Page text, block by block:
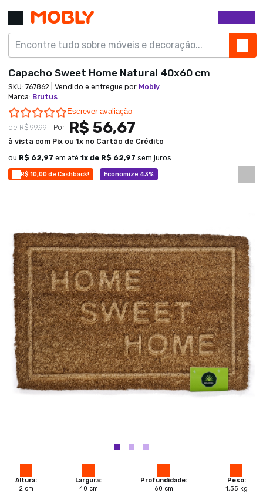
R$ 10,00 de Cashback! Economize 43%
Altura:
2cm
Largura:
40 cm
Profundidade:
60 cm
Peso:
1,35 kg
Capacho Sweet Home Natural 40x60 cm
SKU: 767862 | Vendido e entregue por Mobly
Marca: Brutus
0.0 star rating
Escrever avaliação
deR$ 99,99 Por R$ 56,67
à vista com Pix ou 1x no Cartão de Crédito
ou R$ 62,97 em até 1 x de R$ 62,97 sem juros